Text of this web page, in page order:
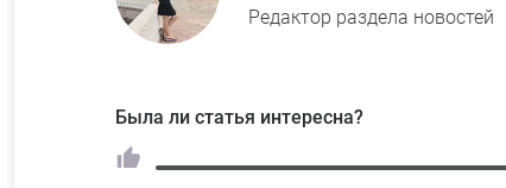
Редактор раздела новостей
Была ли статья интересна?